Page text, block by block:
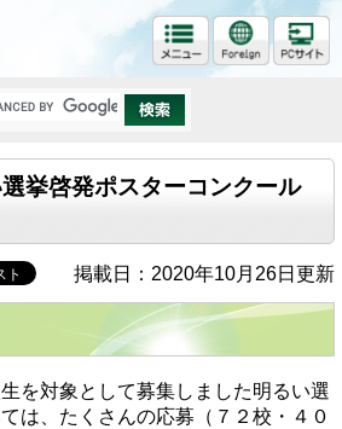
挙啓発ポスターコンクール
掲載日：2020年10月26日更新
を対象として募集しました明るい選
は、 たくさんの応募（７２ 校・４０